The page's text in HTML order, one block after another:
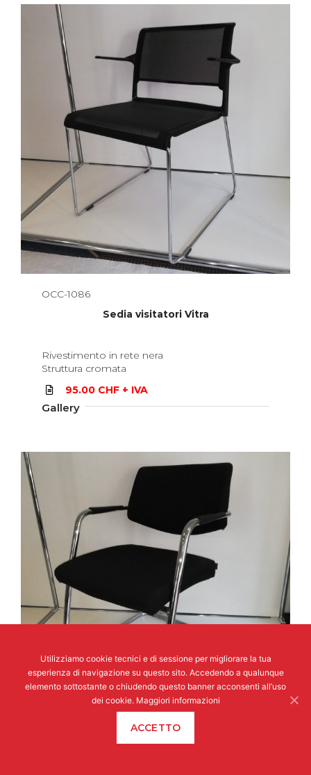
OCC-1086
Sedia visitatori Vitra
Rivestimento in rete nera
Struttura cromata
95.00 CHF + IVA
Gallery
Utilizziamo cookie tecnici e di sessione per migliorare la tua
esperienza di navigazione su questo sito. Accedendo a qualunque
elemento sottostante o chiudendo questo banner acconsenti all’uso
dei cookie. Maggiori informazioni
ACCETTO